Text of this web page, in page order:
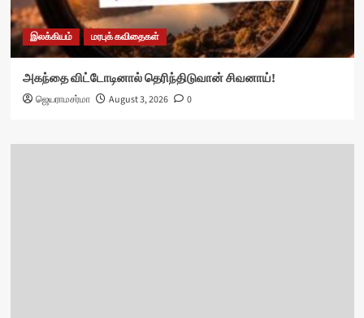
இலக்கியம் மரபுக் கவிதைகள்
அகந்தை விட்டோடினால் தெரிந்திடுவான் சிவனாய்!
ஜெயராமசர்மா August 3, 2026 0